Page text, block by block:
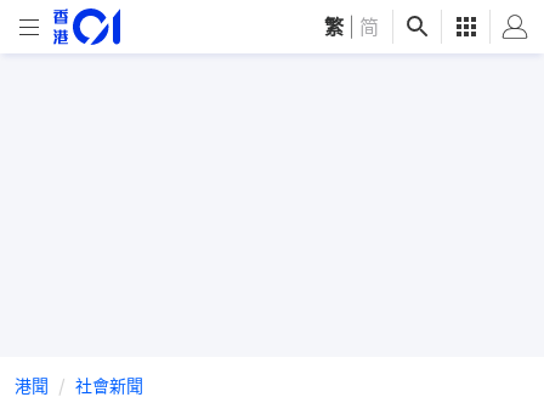
繁 简
港聞 社會新聞